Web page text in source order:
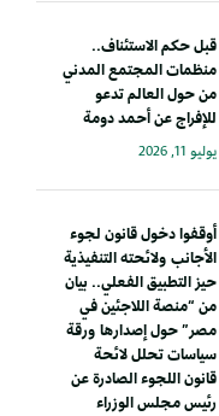
قبل حكم الاستئناف..
منظمات المجتمع المدني
من حول العالم تدعو
للإفراج عن أحمد دومة
يوليو 11, 2026
أوقفوا دخول قانون لجوء
الأجانب ولائحته التنفيذية
حيز التطبيق الفعلي.. بيان
من “منصة اللاجئين في
مصر” حول إصدارها ورقة
سياسات تحلل لائحة
قانون اللجوء الصادرة عن
رئيس مجلس الوزراء